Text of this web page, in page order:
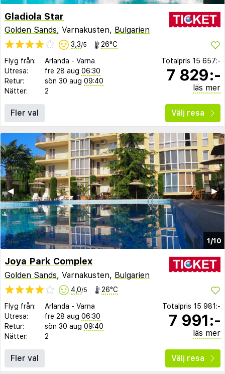
Gladiola Star
Golden Sands, Varnakusten, Bulgarien
3,3/5 26°C
Flyg från: Arlanda - Varna
Utresa:
fre 28 aug 06:30
Retur:
sön 30 aug 09:40
Nätter:
2
Totalpris 15 657:-
7 829:-
läs mer
Fler val Välj resa
1/10
▶︎
◀︎
Joya Park Complex
Golden Sands, Varnakusten, Bulgarien
4,0/5 26°C
Flyg från: Arlanda - Varna
Utresa:
fre 28 aug 06:30
Retur:
sön 30 aug 09:40
Nätter:
2
Totalpris 15 981:-
7 991:-
läs mer
Fler val Välj resa